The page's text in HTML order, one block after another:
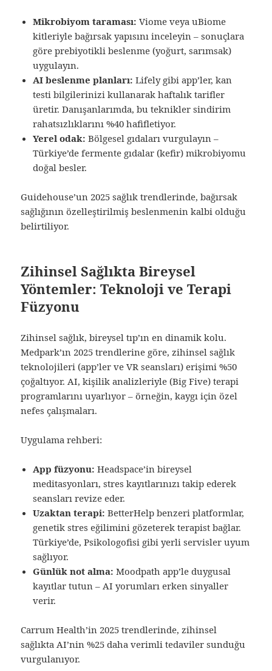
Mikrobiyom taraması: Viome veya uBiome
kitleriyle bağırsak yapısını inceleyin – sonuçlara
göre prebiyotikli beslenme (yoğurt, sarımsak)
uygulayın.
AI beslenme planları: Lifely gibi app’ler, kan
testi bilgilerinizi kullanarak haftalık tarifler
üretir. Danışanlarımda, bu teknikler sindirim
rahatsızlıklarını %40 hafifletiyor.
Yerel odak: Bölgesel gıdaları vurgulayın –
Türkiye’de fermente gıdalar (kefir) mikrobiyomu
doğal besler.
Guidehouse’un 2025 sağlık trendlerinde, bağırsak
sağlığının özelleştirilmiş beslenmenin kalbi olduğu
belirtiliyor.
Zihinsel Sağlıkta Bireysel
Yöntemler: Teknoloji ve Terapi
Füzyonu
Zihinsel sağlık, bireysel tıp’ın en dinamik kolu.
Medpark’ın 2025 trendlerine göre, zihinsel sağlık
teknolojileri (app’ler ve VR seansları) erişimi %50
çoğaltıyor. AI, kişilik analizleriyle (Big Five) terapi
programlarını uyarlıyor – örneğin, kaygı için özel
nefes çalışmaları.
Uygulama rehberi:
App füzyonu: Headspace’in bireysel
meditasyonları, stres kayıtlarınızı takip ederek
seansları revize eder.
Uzaktan terapi: BetterHelp benzeri platformlar,
genetik stres eğilimini gözeterek terapist bağlar.
Türkiye’de, Psikologofisi gibi yerli servisler uyum
sağlıyor.
Günlük not alma: Moodpath app’le duygusal
kayıtlar tutun – AI yorumları erken sinyaller
verir.
Carrum Health’in 2025 trendlerinde, zihinsel
sağlıkta AI’nin %25 daha verimli tedaviler sunduğu
vurgulanıyor.